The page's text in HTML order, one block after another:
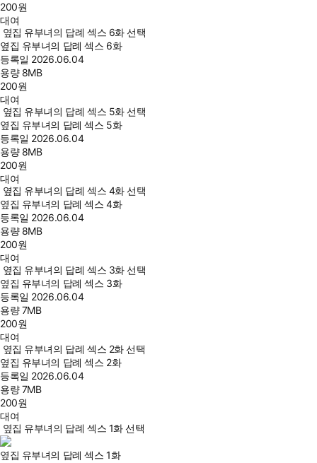
200원
대여
옆집 유부녀의 답례 섹스 6화 선택
옆집 유부녀의 답례 섹스 6화
등록일 2026.06.04
용량 8MB
200원
대여
옆집 유부녀의 답례 섹스 5화 선택
옆집 유부녀의 답례 섹스 5화
등록일 2026.06.04
용량 8MB
200원
대여
옆집 유부녀의 답례 섹스 4화 선택
옆집 유부녀의 답례 섹스 4화
등록일 2026.06.04
용량 8MB
200원
대여
옆집 유부녀의 답례 섹스 3화 선택
옆집 유부녀의 답례 섹스 3화
등록일 2026.06.04
용량7MB
200원
대여
옆집 유부녀의 답례 섹스 2화 선택
옆집 유부녀의 답례 섹스 2화
등록일 2026.06.04
용량7MB
200원
대여
옆집 유부녀의 답례 섹스 1화 선택
옆집 유부녀의 답례 섹스 1화